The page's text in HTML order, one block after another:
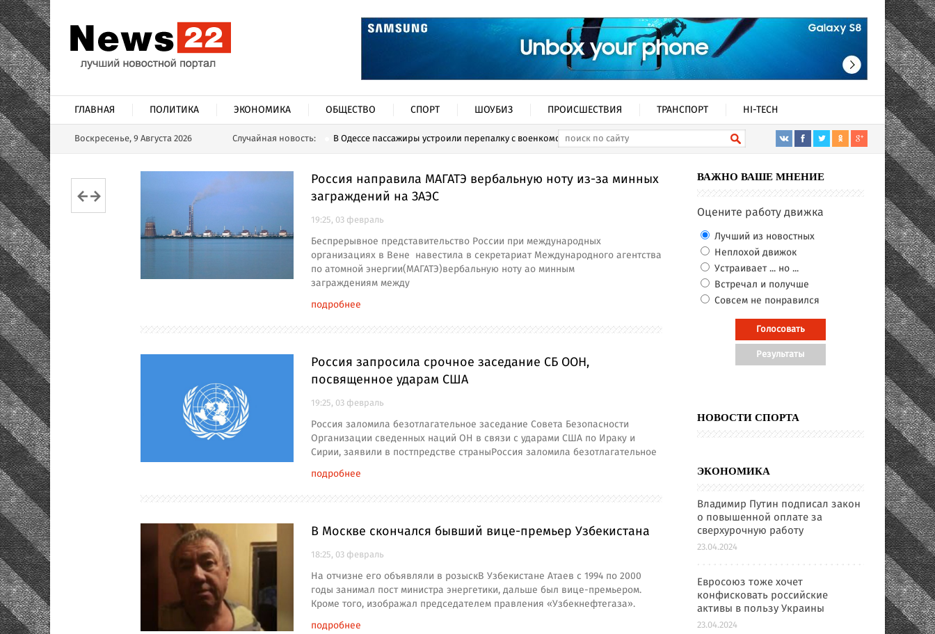
ГЛАВНАЯ ПОЛИТИКА ЭКОНОМИКА ОБЩЕСТВО СПОРТ ШОУБИЗ ПРОИСШЕСТВИЯ ТРАНСПОРТ HI-TECH
Воскресенье, 9 Августа 2026 Случайная новость: В Одессе пассажиры устроили перепалку с военкомом...
Россия направила МАГАТЭ вербальную ноту из-за минных
заграждений на ЗАЭС
19:25, 03 февраль
Беспрерывное представительство России при международных
организациях в Вене навестила в секретариат Международного агентства
по атомной энергии(МАГАТЭ)вербальную ноту ао минным
заграждениям между
подробнее
Россия запросила срочное заседание СБ ООН,
посвященное ударам США
19:25, 03 февраль
Россия заломила безотлагательное заседание Совета Безопасности
Организации сведенных наций ОН в связи с ударами США по Ираку и
Сирии, заявили в постпредстве страныРоссия заломила безотлагательное
подробнее
В Москве скончался бывший вице-премьер Узбекистана
18:25, 03 февраль
На отчизне его объявляли в розыскВ Узбекистане Атаев с 1994 по 2000
годы занимал пост министра энергетики, дальше был вице-премьером.
Кроме того, изображал председателем правления «Узбекнефтегаза».
подробнее
ВАЖНО ВАШЕ МНЕНИЕ
Оцените работу движка
Лучший из новостных
Неплохой движок
Устраивает ... но ...
Встречал и получше
Совсем не понравился
НОВОСТИ СПОРТА
ЭКОНОМИКА
Владимир Путин подписал закон
о повышенной оплате за
сверхурочную работу
23.04.2024
Евросоюз тоже хочет
конфисковать российские
активы в пользу Украины
23.04.2024